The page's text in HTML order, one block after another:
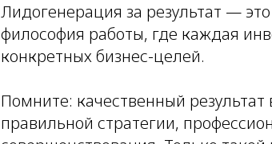
Лидогенерация за результат —
философия работы, где каждая
конкретных бизнес-целей.
Помните: качественный
правильной стратегии,